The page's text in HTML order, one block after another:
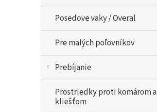
Posedove vaky / Overal
Pre malých poľovníkov
Prebíjanie
Prostriedky proti komárom a
kliešťom